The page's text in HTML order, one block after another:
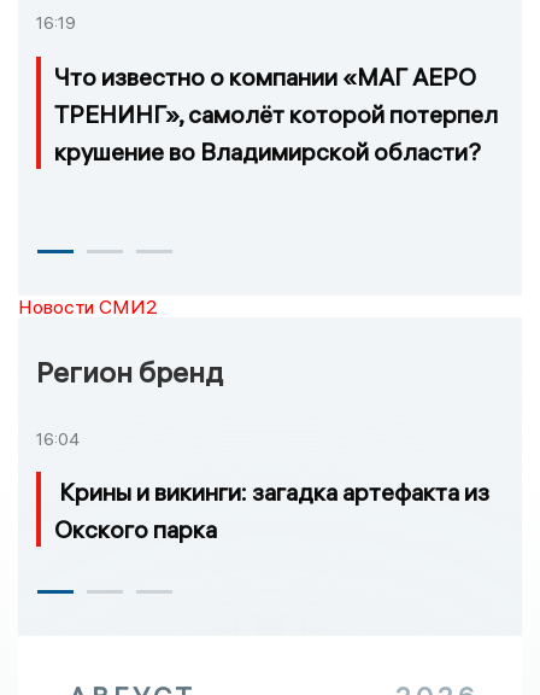
16:19
Что известно о компании «МАГ АЕРО
ТРЕНИНГ», самолёт которой потерпел
крушение во Владимирской области?
Новости СМИ2
Регион бренд
16:04
Крины и викинги: загадка артефакта из
Окского парка